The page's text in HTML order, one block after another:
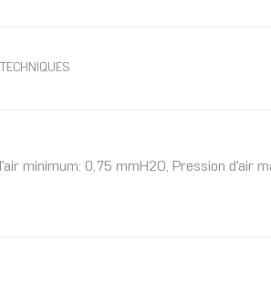
minimum: 0,75 mmH2O, Pression d'air